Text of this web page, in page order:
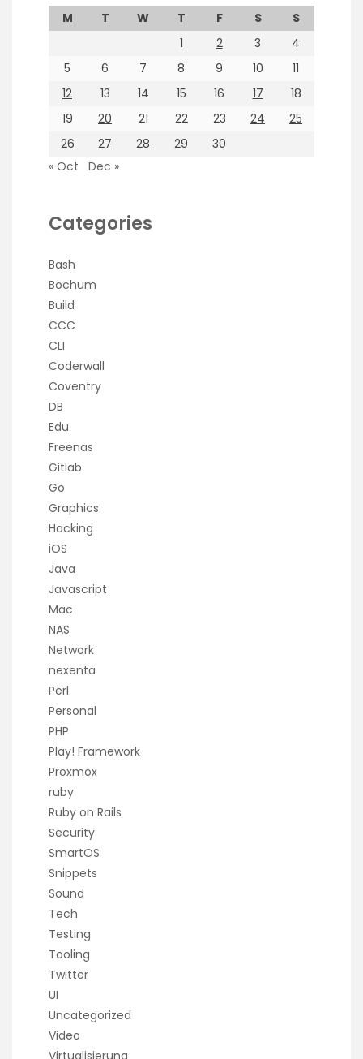
M T W T F S
S
1
2 3
4
5
6 7 8 9 10
11
12
13 14 15 16 17
18
19
20 21 22 23 24
25
26
27 28 29
30
« Oct
Dec »
Categories
Bash
Bochum
Build
CCC
CLI
Coderwall
Coventry
DB
Edu
Freenas
Gitlab
Go
Graphics
Hacking
iOS
Java
Javascript
Mac
NAS
Network
nexenta
Perl
Personal
PHP
Play! Framework
Proxmox
ruby
Ruby on Rails
Security
SmartOS
Snippets
Sound
Tech
Testing
Tooling
Twitter
UI
Uncategorized
Video
Virtualisierung